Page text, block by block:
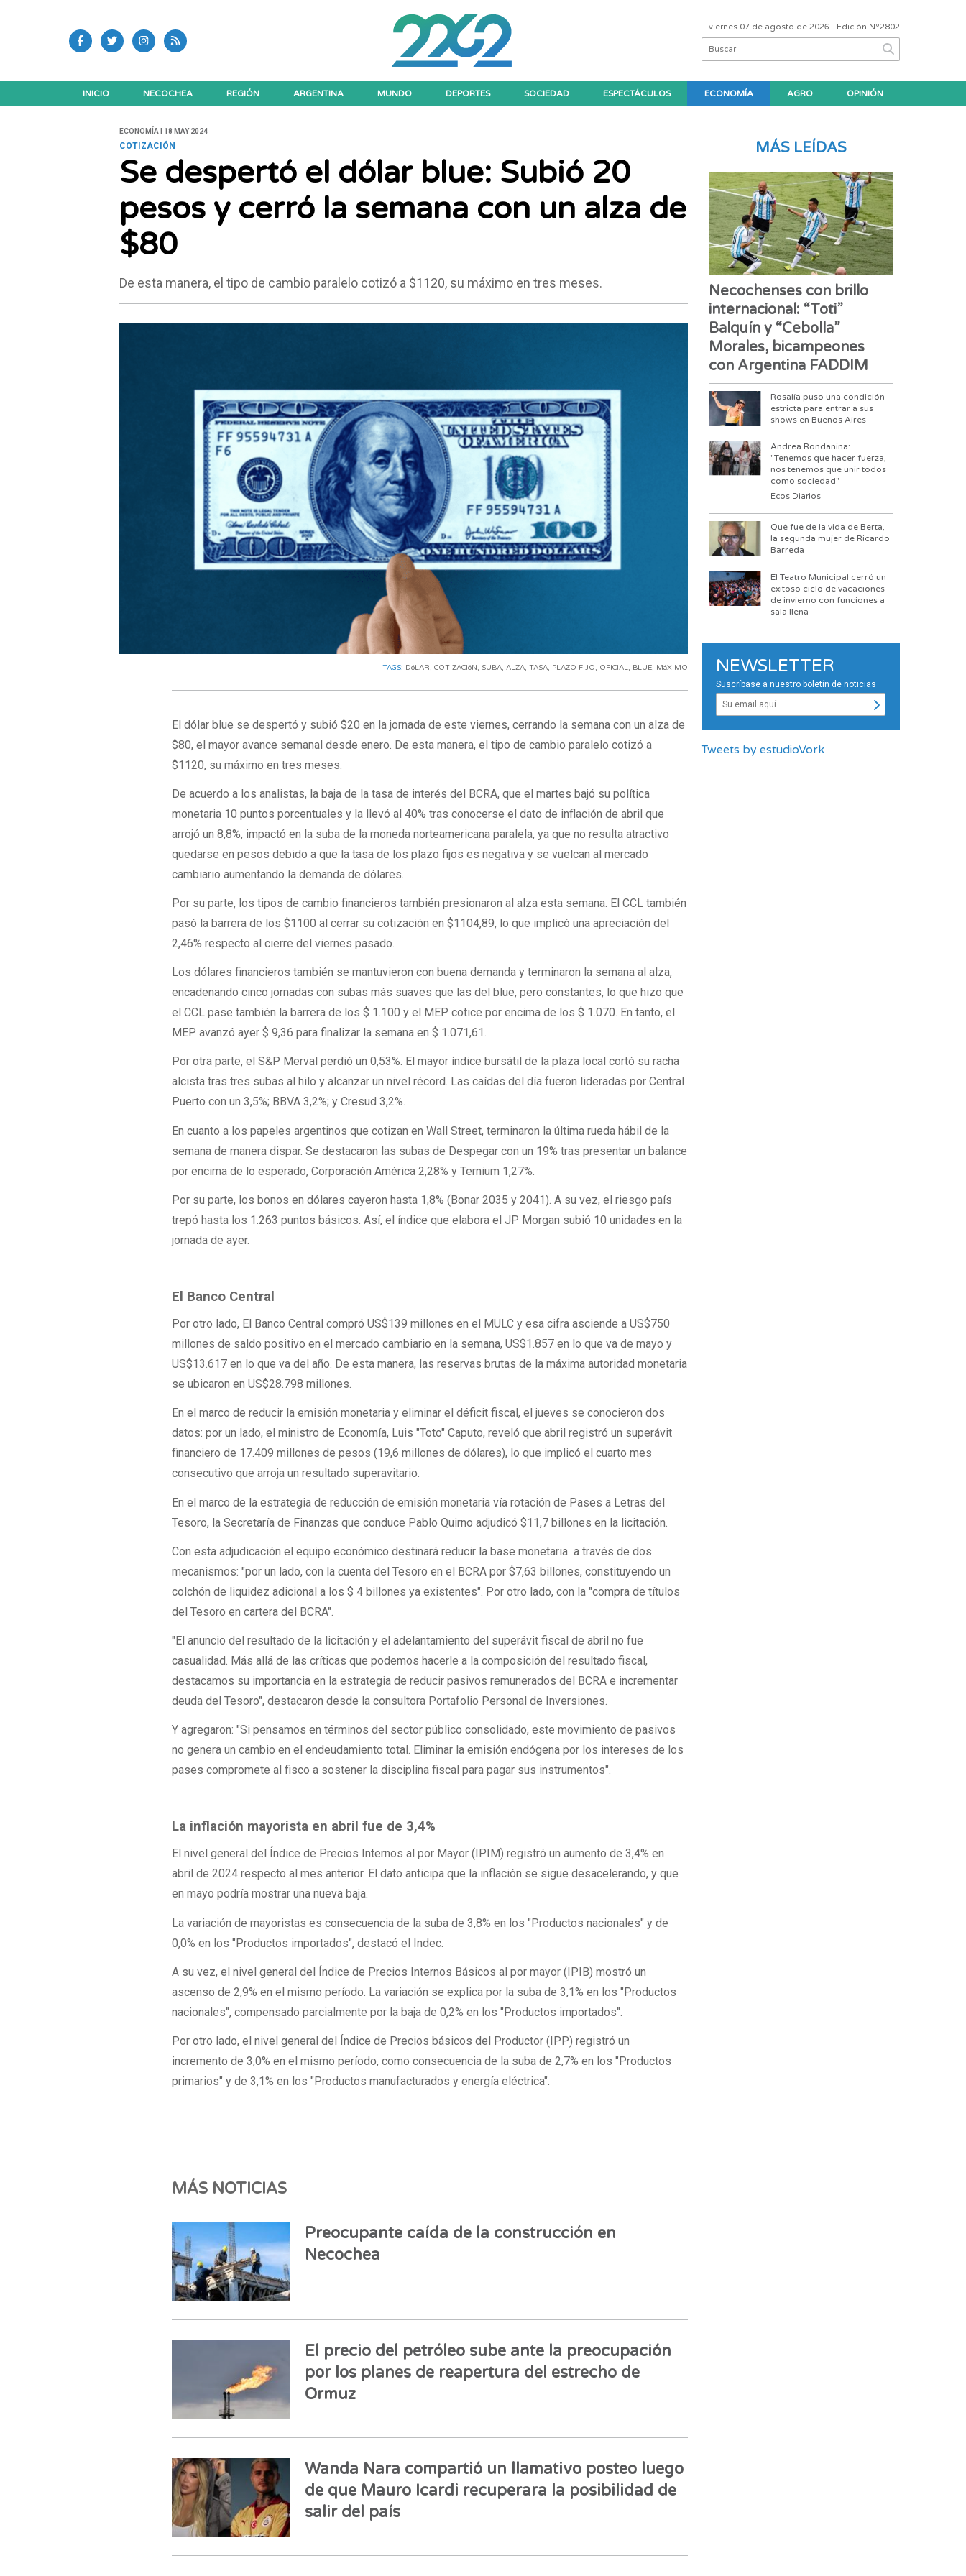
viernes 07 de agosto de 2026 - Edición Nº2802
INICIO NECOCHEA REGIÓN ARGENTINA MUNDO DEPORTES SOCIEDAD ESPECTÁCULOS ECONOMÍA AGRO OPINIÓN
ECONOMÍA | 18 MAY 2024
COTIZACIÓN
Se despertó el dólar blue: Subió 20
pesos y cerró la semana con un alza de
$80
De esta manera, el tipo de cambio paralelo cotizó a $1120, su máximo en tres meses.
TAGS: DóLAR,COTIZACIóN, SUBA,ALZA,TASA, PLAZO FIJO, OFICIAL, BLUE, MáXIMO
El dólar blue se despertó y subió $20 en la jornada de este viernes, cerrando la semana con un alza de
$80, el mayor avance semanal desde enero. De esta manera, el tipo de cambio paralelo cotizó a
$1120, su máximo en tres meses.
De acuerdo a los analistas, la baja de la tasa de interés del BCRA, que el martes bajó su política
monetaria 10 puntos porcentuales y la llevó al 40% tras conocerse el dato de inflación de abril que
arrojó un 8,8%, impactó en la suba de la moneda norteamericana paralela, ya que no resulta atractivo
quedarse en pesos debido a que la tasa de los plazo fijos es negativa y se vuelcan al mercado
cambiario aumentando la demanda de dólares.
Por su parte, los tipos de cambio financieros también presionaron al alza esta semana. El CCL también
pasó la barrera de los $1100 al cerrar su cotización en $1104,89, lo que implicó una apreciación del
2,46% respecto al cierre del viernes pasado.
Los dólares financieros también se mantuvieron con buena demanda y terminaron la semana al alza,
encadenando cinco jornadas con subas más suaves que las del blue, pero constantes, lo que hizo que
el CCL pase también la barrera de los $ 1.100 y el MEP cotice por encima de los $ 1.070. En tanto, el
MEP avanzó ayer $ 9,36 para finalizar la semana en $ 1.071,61.
Por otra parte, el S&P Merval perdió un 0,53%. El mayor índice bursátil de la plaza local cortó su racha
alcista tras tres subas al hilo y alcanzar un nivel récord. Las caídas del día fueron lideradas por Central
Puerto con un 3,5%; BBVA 3,2%; y Cresud 3,2%.
En cuanto a los papeles argentinos que cotizan en Wall Street, terminaron la última rueda hábil de la
semana de manera dispar. Se destacaron las subas de Despegar con un 19% tras presentar un balance
por encima de lo esperado, Corporación América 2,28% y Ternium 1,27%.
Por su parte, los bonos en dólares cayeron hasta 1,8% (Bonar 2035 y 2041). A su vez, el riesgo país
trepó hasta los 1.263 puntos básicos. Así, el índice que elabora el JP Morgan subió 10 unidades en la
jornada de ayer.
El Banco Central
Por otro lado, El Banco Central compró US$139 millones en el MULC y esa cifra asciende a US$750
millones de saldo positivo en el mercado cambiario en la semana, US$1.857 en lo que va de mayo y
US$13.617 en lo que va del año. De esta manera, las reservas brutas de la máxima autoridad monetaria
se ubicaron en US$28.798 millones.
En el marco de reducir la emisión monetaria y eliminar el déficit fiscal, el jueves se conocieron dos
datos: por un lado, el ministro de Economía, Luis "Toto" Caputo, reveló que abril registró un superávit
financiero de 17.409 millones de pesos (19,6 millones de dólares), lo que implicó el cuarto mes
consecutivo que arroja un resultado superavitario.
En el marco de la estrategia de reducción de emisión monetaria vía rotación de Pases a Letras del
Tesoro, la Secretaría de Finanzas que conduce Pablo Quirno adjudicó $11,7 billones en la licitación.
Con esta adjudicación el equipo económico destinará reducir la base monetaria a través de dos
mecanismos: "por un lado, con la cuenta del Tesoro en el BCRA por $7,63 billones, constituyendo un
colchón de liquidez adicional a los $ 4 billones ya existentes". Por otro lado, con la "compra de títulos
del Tesoro en cartera del BCRA".
"El anuncio del resultado de la licitación y el adelantamiento del superávit fiscal de abril no fue
casualidad. Más allá de las críticas que podemos hacerle a la composición del resultado fiscal,
destacamos su importancia en la estrategia de reducir pasivos remunerados del BCRA e incrementar
deuda del Tesoro", destacaron desde la consultora Portafolio Personal de Inversiones.
Y agregaron: "Si pensamos en términos del sector público consolidado, este movimiento de pasivos
no genera un cambio en el endeudamiento total. Eliminar la emisión endógena por los intereses de los
pases compromete al fisco a sostener la disciplina fiscal para pagar sus instrumentos".
La inflación mayorista en abril fue de 3,4%
El nivel general del Índice de Precios Internos al por Mayor (IPIM) registró un aumento de 3,4% en
abril de 2024 respecto al mes anterior. El dato anticipa que la inflación se sigue desacelerando, y que
en mayo podría mostrar una nueva baja.
La variación de mayoristas es consecuencia de la suba de 3,8% en los "Productos nacionales" y de
0,0% en los "Productos importados", destacó el Indec.
A su vez, el nivel general del Índice de Precios Internos Básicos al por mayor (IPIB) mostró un
ascenso de 2,9% en el mismo período. La variación se explica por la suba de 3,1% en los "Productos
nacionales", compensado parcialmente por la baja de 0,2% en los "Productos importados".
Por otro lado, el nivel general del Índice de Precios básicos del Productor (IPP) registró un
incremento de 3,0% en el mismo período, como consecuencia de la suba de 2,7% en los "Productos
primarios" y de 3,1% en los "Productos manufacturados y energía eléctrica".
MÁS NOTICIAS
Preocupante caída de la construcción en
Necochea
El precio del petróleo sube ante la preocupación
por los planes de reapertura del estrecho de
Ormuz
Wanda Nara compartió un llamativo posteo luego
de que Mauro Icardi recuperara la posibilidad de
salir del país
MÁS LEÍDAS
Necochenses con brillo
internacional: “Toti”
Balquín y “Cebolla”
Morales, bicampeones
con Argentina FADDIM
Rosalía puso una condición
estricta para entrar a sus
shows en Buenos Aires
Andrea Rondanina:
"Tenemos que hacer fuerza,
nos tenemos que unir todos
como sociedad"
Ecos Diarios
Qué fue de la vida de Berta,
la segunda mujer de Ricardo
Barreda
El Teatro Municipal cerró un
exitoso ciclo de vacaciones
de invierno con funciones a
sala llena
NEWSLETTER
Suscríbase a nuestro boletín de noticias
Tweets by estudioVork